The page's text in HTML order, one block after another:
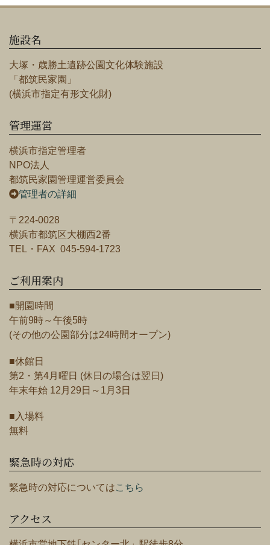
施設名
大塚・歳勝土遺跡公園文化体験施設
「都筑民家園」
(横浜市指定有形文化財)
管理運営
横浜市指定管理者
NPO法人
都筑民家園管理運営委員会
管理者の詳細
〒224-0028
横浜市都筑区大棚西2番
TEL・FAX 045-594-1723
ご利用案内
■開園時間
午前9時～午後5時
(その他の公園部分は24時間オープン)
■休館日
第2・第4月曜日 (休日の場合は翌日)
年末年始 12月29日～1月3日
■入場料
無料
緊急時の対応
緊急時の対応についてはこちら
アクセス